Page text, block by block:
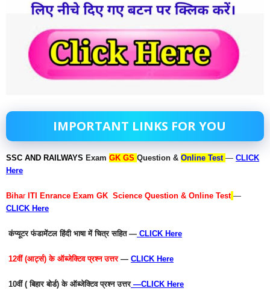
IMPORTANT LINKS FOR YOU
SSC AND RAILWAYS Exam GK GS Question & Online Test — CLICK
Here
Bihar ITI Enrance Exam GK Science Question & Online Test —
CLICK Here
कंप्यूटर फंडामेंटल हिंदी भाषा में चित्र सहित — CLICK Here
12वीं (आर्ट्स) के ऑब्जेक्टिव प्रश्न उत्तर— CLICK Here
10वीं ( बिहार बोर्ड) के ऑब्जेक्टिव प्रश्न उत्तर—CLICK Here